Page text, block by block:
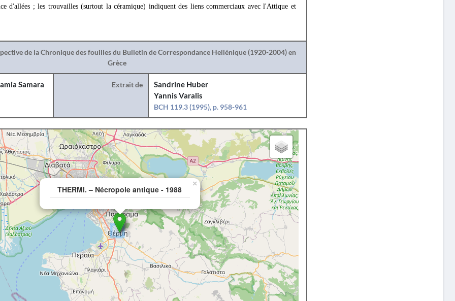
d'allées ; les trouvailles (surtout la céramique) indiquent des liens commerciaux avec l'Attique et
de la Chronique des fouilles du Bulletin de Correspondance Hellénique (1920-2004) en
Grèce
Samara Extrait de
Sandrine Huber
Yannis Varalis
BCH 119.3 (1995), p. 958-961
THERMI. – Nécropole antique - 1988
×